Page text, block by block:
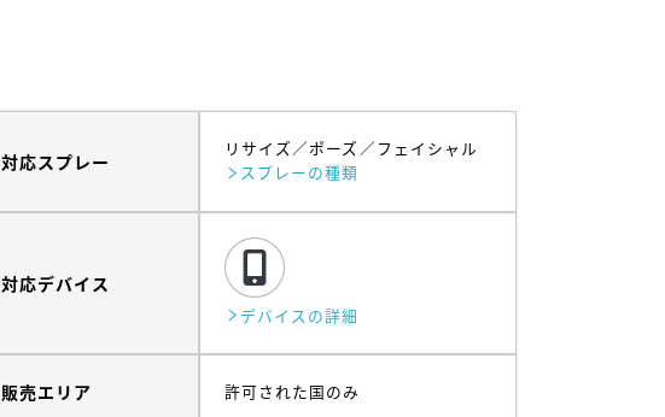
対応スプレー
リサイズ ポーズ
フェイシャル
スプレーの種類
対応デバイス
デバイスの詳細
販売エリア 許可された国のみ